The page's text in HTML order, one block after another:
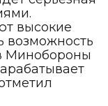
высокие
возможность
Минобороны